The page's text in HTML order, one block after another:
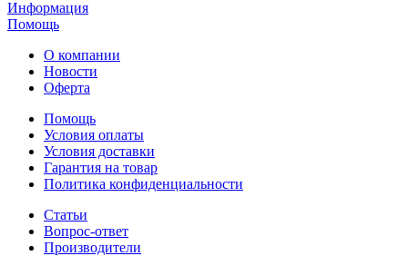
Информация
Помощь
О компании
Новости
Оферта
Помощь
Условия оплаты
Условия доставки
Гарантия на товар
Политика конфиденциальности
Статьи
Вопрос-ответ
Производители